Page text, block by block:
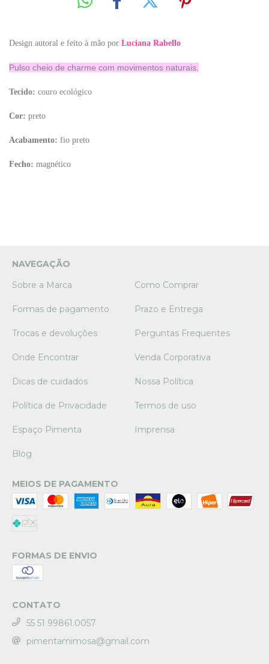
Design autoral e feito à mão por Luciana Rabello
Pulso cheio de charme com movimentos naturais.
Tecido: couro ecológico
Cor: preto
Acabamento: fio preto
Fecho: magnético
NAVEGAÇÃO
Sobre a Marca
Como Comprar
Formas de pagamento Prazo e Entrega
Trocas e devoluções Perguntas Frequentes
Onde Encontrar Venda Corporativa
Dicas de cuidados Nossa Política
Política de Privacidade Termos de uso
Espaço Pimenta Imprensa
Blog
MEIOS DE PAGAMENTO
FORMAS DE ENVIO
CONTATO
55 51 99861.0057
pimentamimosa@gmail.com